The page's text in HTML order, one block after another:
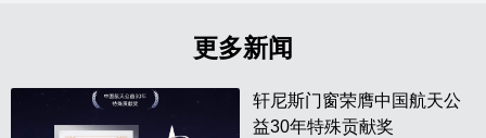
更多新闻
轩尼斯门窗荣膺中国航天公
益30年特殊贡献奖